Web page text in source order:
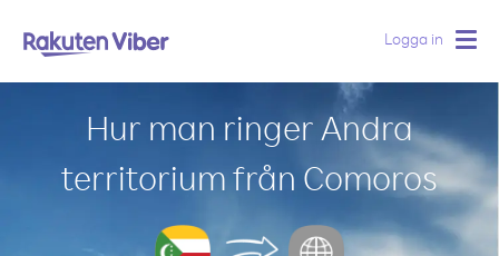
Logga in
Hur man ringer Andra
territorium från Comoros